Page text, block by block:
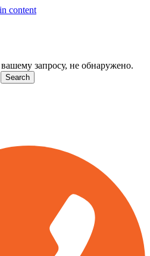
content
запросу, не обнаружено.
Search